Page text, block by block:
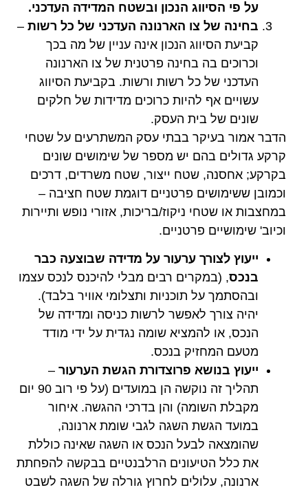
על פי הסיווג הנכון ובשטח המדידה העדכני.
בחינה של צו הארנונה העדכני של כל רשות –
קביעת הסיווג הנכון אינה עניין של מה בכך
וכרוכים בה בחינה פרטנית של צו הארנונה
העדכני של כל רשות ורשות. בקביעת הסיווג
עשויים אף להיות כרוכים מדידות של חלקים
שונים של בית העסק.
הדבר אמור בעיקר בבתי עסק המשתרעים על שטחי
קרקע גדולים בהם יש מספר של שימושים שונים
בקרקע; אחסנה, שטח ייצור, שטח משרדים, דרכים
וכמובן ששימושים פרטניים דוגמת שטח חציבה –
במחצבות או שטחי ניקוז/בריכות, אזורי נופש ותיירות
וכיוב' שימושיים פרטניים.
ייעוץ לצורך ערעור על מדידה שבוצעה כבר
בנכס, (במקרים רבים מבלי להיכנס לנכס עצמו
ובהסתמך על תוכניות ותצלומי אוויר בלבד).
יהיה צורך לאפשר לרשות כניסה ומדידה של
הנכס, או להמציא שומה נגדית על ידי מודד
מטעם המחזיק בנכס.
ייעוץ בנושא פרוצדורת הגשת הערעור –
תהליך זה נוקשה הן במועדים (על פי רוב 90 יום
מקבלת השומה) והן בדרכי ההגשה. איחור
במועד הגשת השגה לגבי שומת ארנונה,
שהומצאה לבעל הנכס או השגה שאינה כוללת
את כלל הטיעונים הרלבנטיים בבקשה להפחתת
ארנונה, עלולים לחרוץ גורלה של השגה לשבט